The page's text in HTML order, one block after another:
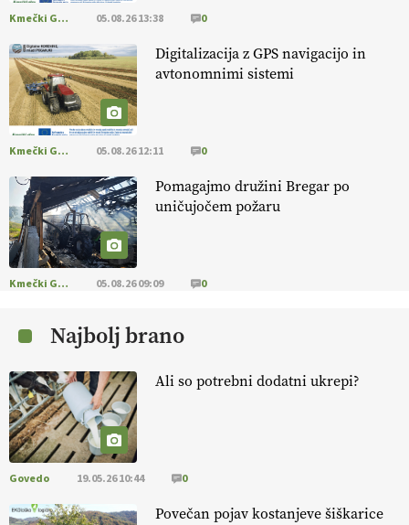
EKOloško = logično: ekološko oljarstvo
MORGAN
EKOloško = logično: ekološka kmetija
FREŠER
KMETIJSKA LIGA PRVAKOV: POMLADITEV
KMETIJSKE EKIPE
KMETIJSKA LIGA PRVAKOV: UKRAJINA vs.
EVROPA
EKOloško = logično: ekološka kmetija
EKOloško = logično: VLOG Okus je
pomembnejši od izgleda
EKOloško = logično: ekološka kmetija PR'
Kmečki Glas 05.08.26 13:38 0
Digitalizacija z GPS navigacijo in
avtonomnimi sistemi
Kmečki Glas 05.08.26 12:11 0
Pomagajmo družini Bregar po
uničujočem požaru
Kmečki Glas 05.08.26 09:09 0
Najbolj brano
Ali so potrebni dodatni ukrepi?
Govedo 19.05.26 10:44 0
Povečan pojav kostanjeve šiškarice